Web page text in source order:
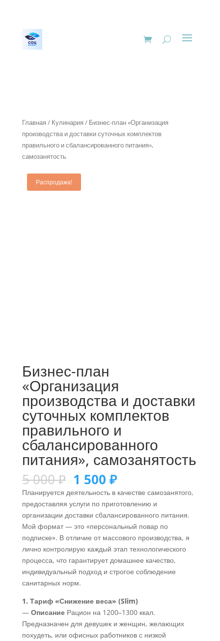
Главная / Кулинария / Бизнес-план «Организация
производства и доставки суточных комплектов
правильного и сбалансированного питания»,
самозанятость
Распродажа!
Бизнес-план
«Организация
производства и доставки
суточных комплектов
правильного и
сбалансированного
питания», самозанятость
5 000₽ 1 500 ₽
Планируется деятельность в качестве самозанятого,
предоставляя услуги по приготовлению и
организации доставки сбалансированного питания.
Мой формат — это «персональный повар по
подписке». В отличие от массового производства, я
лично контролирую каждый этап технологического
процесса, что гарантирует домашнее качество,
индивидуальный подход и строгое соблюдение
санитарных норм.
1. Тариф «Снижение веса» (Slim)
— ОписаниеРацион на 1200–1300 ккал.
Предназначен для девушек и женщин, желающих
похудеть, или офисных работников с низкой